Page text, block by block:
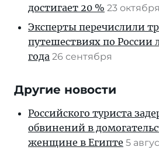
достигает 20 % 23 октября
Эксперты перечислили
путешествиях по России
года 26 сентября
Другие новости
Российского туриста
обвинений в
женщине в Египте 5